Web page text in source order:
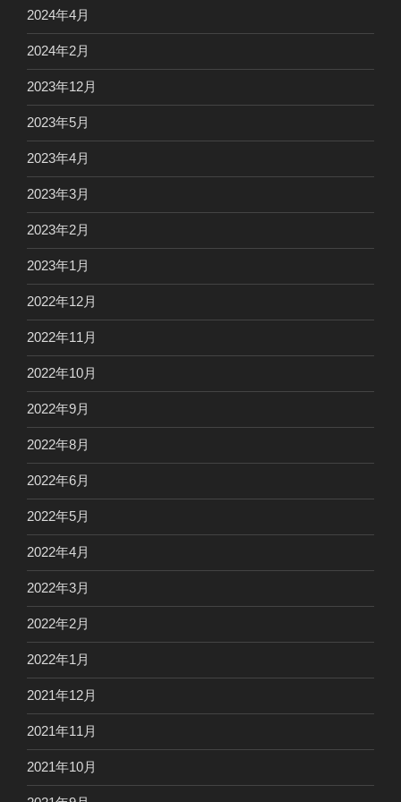
2024年4月
2024年2月
2023年12月
2023年5月
2023年4月
2023年3月
2023年2月
2023年1月
2022年12月
2022年11月
2022年10月
2022年9月
2022年8月
2022年6月
2022年5月
2022年4月
2022年3月
2022年2月
2022年1月
2021年12月
2021年11月
2021年10月